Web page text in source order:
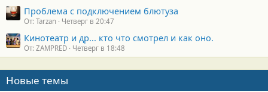
Проблема с подключением блютуза
От: Tarzan Четверг в 20:47
Кинотеатр и др... кто что смотрел и как оно.
От: ZAMPRED Четверг в 18:48
Новые темы